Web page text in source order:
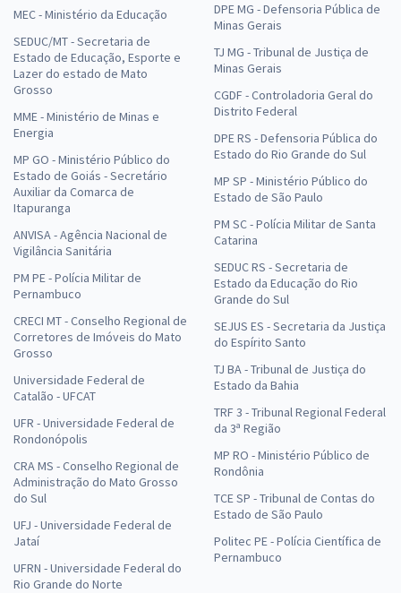
MEC - Ministério da Educação
SEDUC/MT - Secretaria de
Estado de Educação, Esporte e
Lazer do estado de Mato
Grosso
MME - Ministério de Minas e
Energia
MP GO - Ministério Público do
Estado de Goiás - Secretário
Auxiliar da Comarca de
Itapuranga
ANVISA - Agência Nacional de
Vigilância Sanitária
PM PE - Polícia Militar de
Pernambuco
CRECI MT - Conselho Regional de
Corretores de Imóveis do Mato
Grosso
Universidade Federal de
Catalão - UFCAT
UFR - Universidade Federal de
Rondonópolis
CRA MS - Conselho Regional de
Administração do Mato Grosso
do Sul
UFJ - Universidade Federal de
Jataí
UFRN - Universidade Federal do
Rio Grande do Norte
DPE MG - Defensoria Pública de
Minas Gerais
TJ MG - Tribunal de Justiça de
Minas Gerais
CGDF - Controladoria Geral do
Distrito Federal
DPE RS - Defensoria Pública do
Estado do Rio Grande do Sul
MP SP - Ministério Público do
Estado de São Paulo
PM SC - Polícia Militar de Santa
Catarina
SEDUC RS - Secretaria de
Estado da Educação do Rio
Grande do Sul
SEJUS ES - Secretaria da Justiça
do Espírito Santo
TJ BA - Tribunal de Justiça do
Estado da Bahia
TRF 3 - Tribunal Regional Federal
da 3ª Região
MP RO - Ministério Público de
Rondônia
TCE SP - Tribunal de Contas do
Estado de São Paulo
Politec PE - Polícia Científica de
Pernambuco